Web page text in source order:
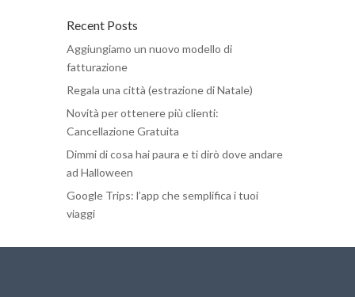
Recent Posts
Aggiungiamo un nuovo modello di
fatturazione
Regala una città (estrazione di Natale)
Novità per ottenere più clienti:
Cancellazione Gratuita
Dimmi di cosa hai paura e ti dirò dove andare
ad Halloween
Google Trips: l’app che semplifica i tuoi
viaggi